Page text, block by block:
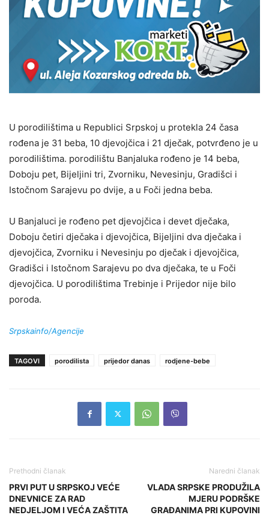
U porodilištima u Republici Srpskoj u protekla 24 časa
rođena je 31 beba, 10 djevojčica i 21 dječak, potvrđeno je u
porodilištima. porodilištu Banjaluka rođeno je 14 beba,
Doboju pet, Bijeljini tri, Zvorniku, Nevesinju, Gradišci i
Istočnom Sarajevu po dvije, a u Foči jedna beba.
U Banjaluci je rođeno pet djevojčica i devet dječaka,
Doboju četiri dječaka i djevojčica, Bijeljini dva dječaka i
djevojčica, Zvorniku i Nevesinju po dječak i djevojčica,
Gradišci i Istočnom Sarajevu po dva dječaka, te u Foči
djevojčica. U porodilištima Trebinje i Prijedor nije bilo
poroda.
Srpskainfo/Agencije
TAGOVI porodilista prijedor danas rodjene-bebe
Prethodni članak
PRVI PUT U SRPSKOJ VEĆE
DNEVNICE ZA RAD
NEDJELJOM I VEĆA ZAŠTITA
Naredni članak
VLADA SRPSKE PRODUŽILA
MJERU PODRŠKE
GRAĐANIMA PRI KUPOVINI